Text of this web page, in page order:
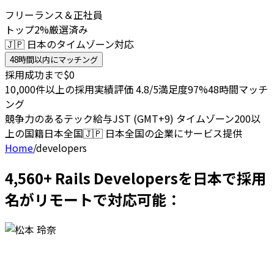
フリーランス＆正社員
トップ2%厳選済み
🇯🇵 日本のタイムゾーン対応
48時間以内にマッチング
採用成功まで$0
10,000件以上の採用実績評価 4.8/5満足度97%48時間マッチ
ング
競争力のあるテック給与JST (GMT+9) タイムゾーン200以
上の国籍日本全国🇯🇵 日本全国の企業にサービス提供
Home/developers
4,560+ Rails Developersを日本で採用
名がリモートで対応可能：